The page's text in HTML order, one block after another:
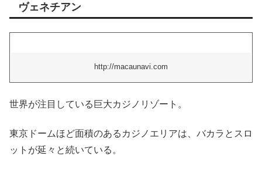
ヴェネチアン
http://macaunavi.com
世界が注目している巨大カジノリゾート。
東京ドームほど面積のあるカジノエリアは、バカラとスロ
ットが延々と続いている。